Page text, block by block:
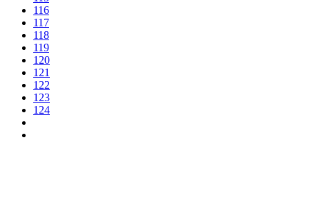
116
117
118
119
120
121
122
123
124